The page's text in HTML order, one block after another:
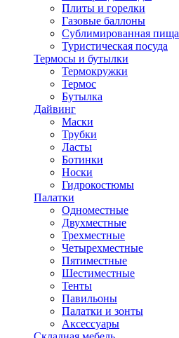
Плиты и горелки
Газовые баллоны
Сублимированная пища
Туристическая посуда
Термосы и бутылки
Термокружки
Термос
Бутылка
Дайвинг
Маски
Трубки
Ласты
Ботинки
Носки
Гидрокостюмы
Палатки
Одноместные
Двухместные
Трехместные
Четырехместные
Пятиместные
Шестиместные
Тенты
Павильоны
Палатки и зонты
Аксессуары